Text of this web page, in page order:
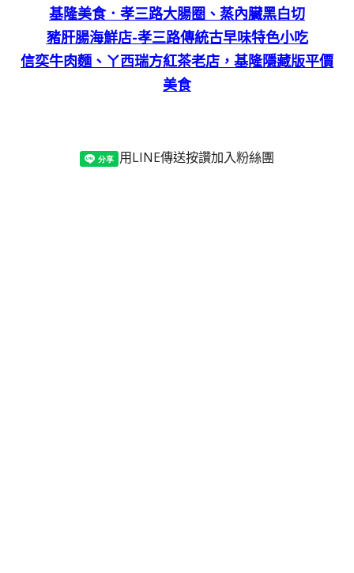
基隆美食．孝三路大腸圈、蒸內臟黑白切
豬肝腸海鮮店-孝三路傳統古早味特色小吃
信奕牛肉麵、ㄚ西瑞方紅茶老店，基隆隱藏版平價
美食
用LINE傳送按讚加入粉絲團